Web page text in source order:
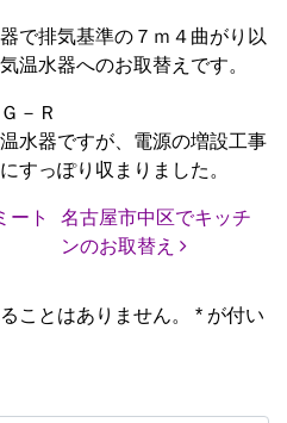
で排気基準の７ｍ４曲がり以
温水器へのお取替えです。
－Ｒ
水器ですが、電源の増設工事
すっぽり収まりました。
ート
名古屋市中区でキッチ
ンのお取替え
ことはありません。 * が付い